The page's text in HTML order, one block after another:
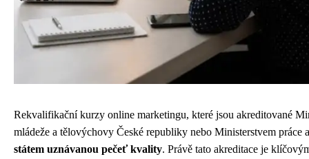
Rekvalifikační kurzy online marketingu, které jsou akreditované
mládeže a tělovýchovy České republiky nebo Ministerstvem práce
státem uznávanou pečeť kvality. Právě tato akreditace je